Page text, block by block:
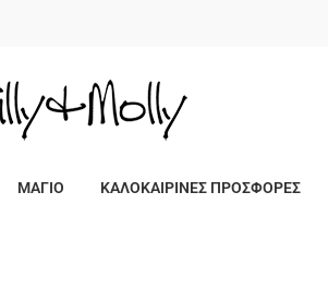
ΜΑΓΙΟ ΚΑΛΟΚΑΙΡΙΝΕΣ ΠΡΟΣΦΟΡΕΣ